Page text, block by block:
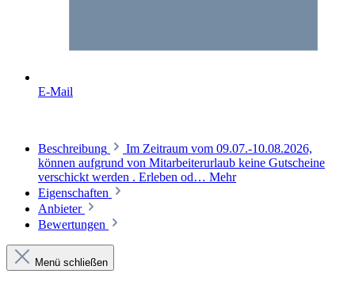
E-Mail
Beschreibung
Im Zeitraum vom 09.07.-10.08.2026,
können aufgrund von Mitarbeiterurlaub keine Gutscheine
verschickt werden . Erleben od… Mehr
Eigenschaften
Anbieter
Bewertungen
Menü schließen